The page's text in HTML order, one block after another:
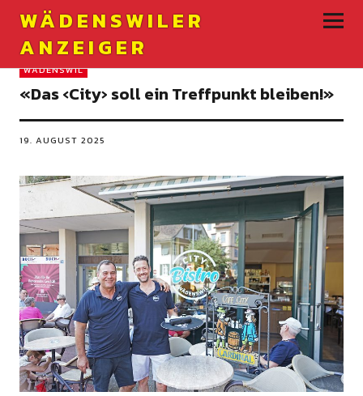
WÄDENSWILER
ANZEIGER
WÄDENSWIL
«Das ‹City› soll ein Treffpunkt bleiben!»
19. AUGUST 2025